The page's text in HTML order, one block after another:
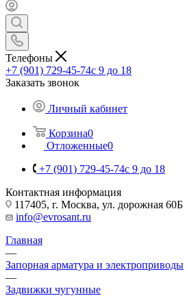
Телефоны
+7 (901) 729-45-74c 9 до 18
Заказать звонок
Личный кабинет
Корзина0
Отложенные0
+7 (901) 729-45-74c 9 до 18
Контактная информация
117405, г. Москва, ул. дорожная 60Б
info@evrosant.ru
Главная
—
Запорная арматура и электроприводы
—
Задвижки чугунные